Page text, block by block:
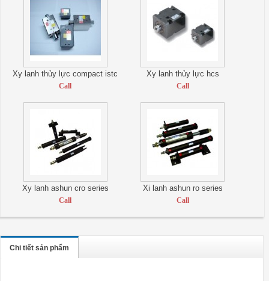
Xy lanh thủy lực compact istc
Call
Xy lanh thủy lực hcs
Call
Xy lanh ashun cro series
Call
Xi lanh ashun ro series
Call
Chi tiết sản phẩm